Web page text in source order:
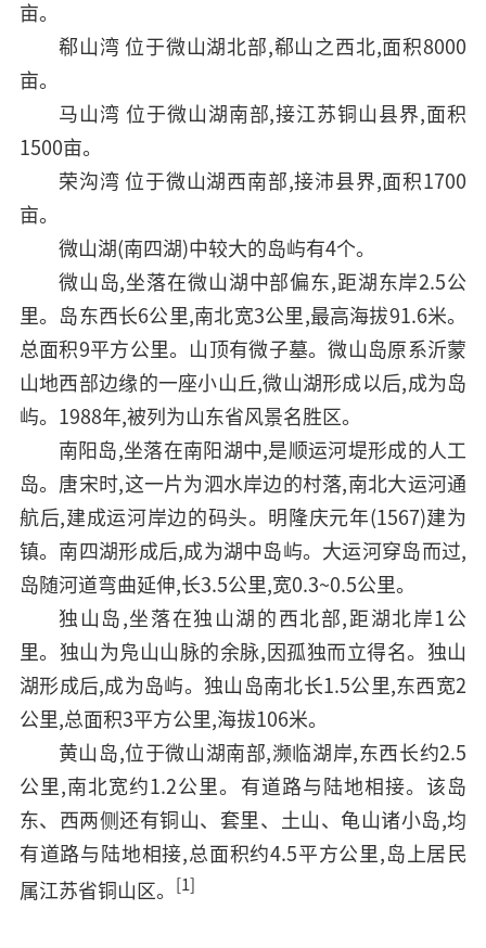
亩。
郗山湾 位于微山湖北部,郗山之西北,面积8000
亩。
马山湾 位于微山湖南部,接江苏铜山县界,面积
1500亩。
荣沟湾 位于微山湖西南部,接沛县界,面积1700
亩。
微山湖(南四湖)中较大的岛屿有4个。
微山岛,坐落在微山湖中部偏东,距湖东岸2.5公
里。岛东西长6公里,南北宽3公里,最高海拔91.6米。
总面积9平方公里。山顶有微子墓。微山岛原系沂蒙
山地西部边缘的一座小山丘,微山湖形成以后,成为岛
屿。1988年,被列为山东省风景名胜区。
南阳岛,坐落在南阳湖中,是顺运河堤形成的人工
岛。唐宋时,这一片为泗水岸边的村落,南北大运河通
航后,建成运河岸边的码头。明隆庆元年(1567)建为
镇。南四湖形成后,成为湖中岛屿。大运河穿岛而过,
岛随河道弯曲延伸,长3.5公里,宽0.3~0.5公里。
独山岛,坐落在独山湖的西北部,距湖北岸1公
里。独山为凫山山脉的余脉,因孤独而立得名。独山
湖形成后,成为岛屿。独山岛南北长1.5公里,东西宽2
公里,总面积3平方公里,海拔106米。
黄山岛,位于微山湖南部,濒临湖岸,东西长约2.5
公里,南北宽约1.2公里。有道路与陆地相接。该岛
东、西两侧还有铜山、套里、土山、龟山诸小岛,均
有道路与陆地相接,总面积约4.5平方公里,岛上居民
属江苏省铜山区。
[1]